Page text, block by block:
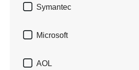
 Symantec
 Microsoft
 AOL